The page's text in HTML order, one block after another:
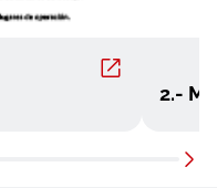
2.-